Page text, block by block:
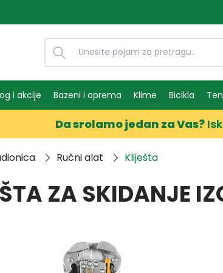
navigaciju
i akcije Bazeni i oprema Klime Bicikla
Da srolamo jedan za Vas?
Ručni alat Kliješta
ZA SKIDANJE